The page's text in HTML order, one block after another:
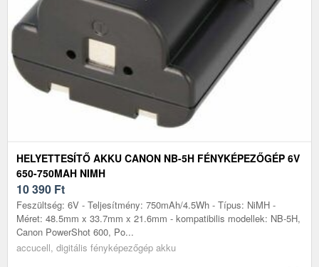
HELYETTESÍTŐ AKKU CANON NB-5H FÉNYKÉPEZŐGÉP 6V
650-750MAH NIMH
10 390 Ft
Feszültség: 6V - Teljesítmény: 750mAh/4.5Wh - Típus: NiMH -
Méret: 48.5mm x 33.7mm x 21.6mm - kompatibilis modellek: NB-5H,
Canon PowerShot 600, Po...
accucell, digitális fényképezőgép akku